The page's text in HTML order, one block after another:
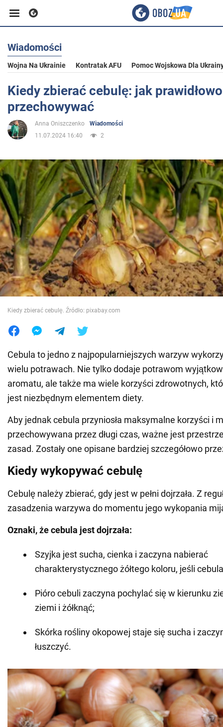
Biznes
Sport
Rozrywka
Polityka
Społeczeństwo
Wojna na Ukrainie
Świat
Jedzenie
Wiadomości
Wojna Na Ukrainie Kontratak AFU Pomoc Wojskowa Dla
Kiedy zbierać cebulę: jak
przechowywać
Anna Oniszczenko
Wiadomości
11.07.2024 16:40
2
Kiedy zbierać cebulę. Źródło: pixabay.com
Cebula to jedno z najpopularniejszych warzyw
wielu potrawach. Nie tylko dodaje potrawom
aromatu, ale także ma wiele korzyści zdrowotnych,
jest niezbędnym elementem diety.
Aby jednak cebula przyniosła maksymalne korzyści i
przechowywana przez długi czas, ważne jest
zasad. Zostały one opisane bardziej szczegółowo
Kiedy wykopywać cebulę
Cebulę należy zbierać, gdy jest w pełni dojrzała. Z
zasadzenia warzywa do momentu jego wykopania
Oznaki, że cebula jest dojrzała:
Szyjka jest sucha, cienka i zaczyna nabierać
charakterystycznego żółtego koloru, jeśli
Pióro cebuli zaczyna pochylać się w kierunku
ziemi i żółknąć;
Skórka rośliny okopowej staje się sucha i
łuszczyć.